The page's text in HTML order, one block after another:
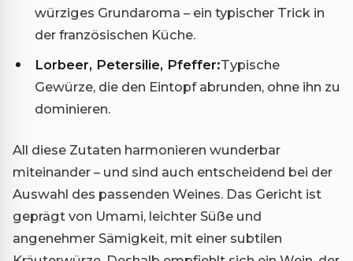
würziges Grundaroma – ein typischer Trick in
der französischen Küche.
Lorbeer, Petersilie, Pfeffer:Typische
Gewürze, die den Eintopf abrunden, ohne ihn zu
dominieren.
All diese Zutaten harmonieren wunderbar
miteinander – und sind auch entscheidend bei der
Auswahl des passenden Weines. Das Gericht ist
geprägt von Umami, leichter Süße und
angenehmer Sämigkeit, mit einer subtilen